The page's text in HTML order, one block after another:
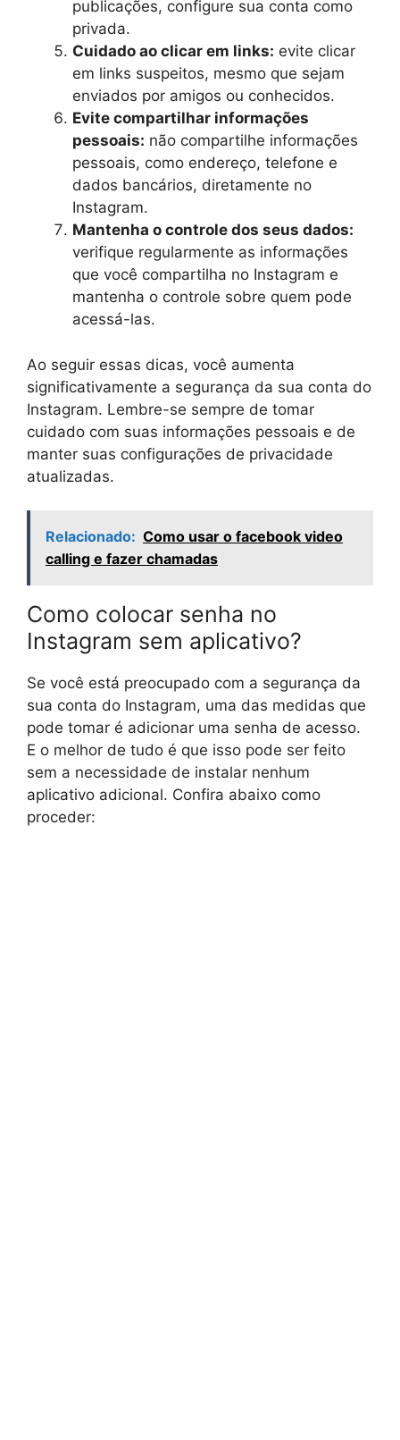
publicações, configure sua conta como
privada.
Cuidado ao clicar em links: evite clicar
em links suspeitos, mesmo que sejam
enviados por amigos ou conhecidos.
Evite compartilhar informações
pessoais: não compartilhe informações
pessoais, como endereço, telefone e
dados bancários, diretamente no
Instagram.
Mantenha o controle dos seus dados:
verifique regularmente as informações
que você compartilha no Instagram e
mantenha o controle sobre quem pode
acessá-las.
Ao seguir essas dicas, você aumenta
significativamente a segurança da sua conta do
Instagram. Lembre-se sempre de tomar
cuidado com suas informações pessoais e de
manter suas configurações de privacidade
atualizadas.
Relacionado: Como usar o facebook video
calling e fazer chamadas
Como colocar senha no
Instagram sem aplicativo?
Se você está preocupado com a segurança da
sua conta do Instagram, uma das medidas que
pode tomar é adicionar uma senha de acesso.
E o melhor de tudo é que isso pode ser feito
sem a necessidade de instalar nenhum
aplicativo adicional. Confira abaixo como
proceder: